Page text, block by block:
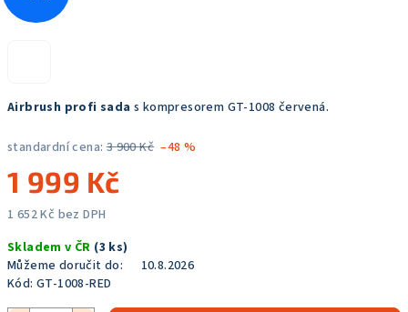
Airbrush profi sada s kompresorem GT-1008 červená.
standardní cena: 3 900 Kč –48 %
1 999 Kč
1 652 Kč bez DPH
cena:
Skladem v ČR (3 ks)
Můžeme doručit do:
10.8.2026
Kód: GT-1008-RED